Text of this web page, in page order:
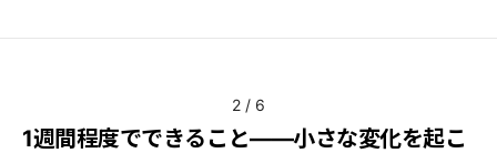
2 / 6
1週間程度でできること――小さな変化を起こ